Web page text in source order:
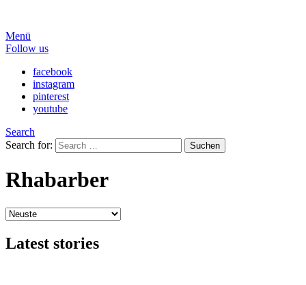
Menü
Follow us
facebook
instagram
pinterest
youtube
Search
Search for:
Suchen
Rhabarber
Latest stories